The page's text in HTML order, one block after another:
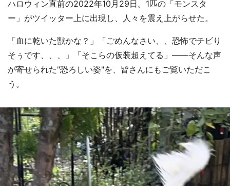
ハロウィン直前の2022年10月29日。1匹の「モンスタ
ー」がツイッター上に出現し、人々を震え上がらせた。
「血に乾いた獣かな？」「ごめんなさい、、恐怖でチビり
そぅです、、、」「そこらの仮装超えてる」――そんな声
が寄せられた"恐ろしい姿"を、皆さんにもご覧いただこ
う。